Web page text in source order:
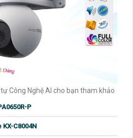
Công Nghệ AI cho bạn tham khảo
P
C8004N